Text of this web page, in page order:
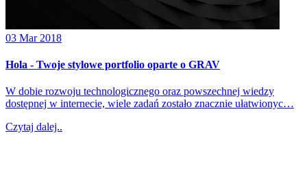
03 Mar 2018
Hola - Twoje stylowe portfolio oparte o GRAV
W dobie rozwoju technologicznego oraz powszechnej wiedzy
dostępnej w internecie, wiele zadań zostało znacznie ułatwionyc…
Czytaj dalej..